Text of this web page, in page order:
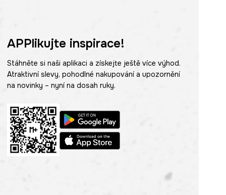
APPlikujte inspirace!
Stáhněte si naši aplikaci a získejte ještě více výhod.
Atraktivní slevy, pohodlné nakupování a upozornění
na novinky – nyní na dosah ruky.